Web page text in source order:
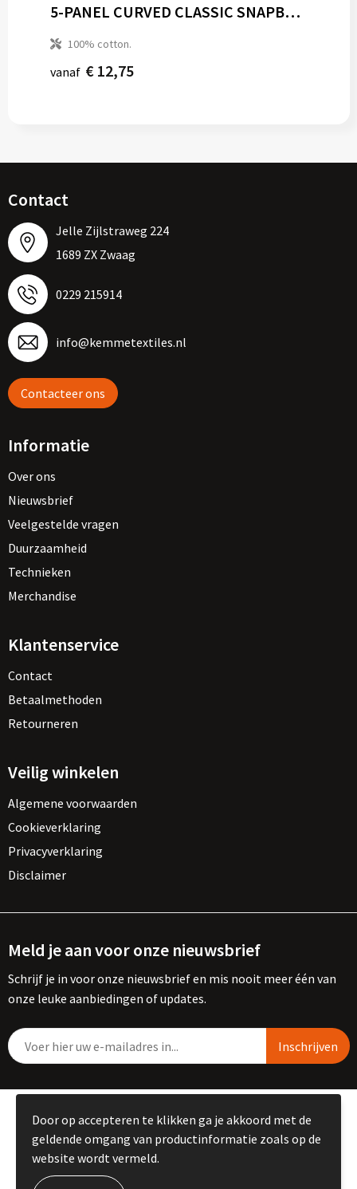
5-PANEL CURVED CLASSIC SNAPBACK
100% cotton.
vanaf € 12,75
Contact
Jelle Zijlstraweg 224
1689 ZX Zwaag
0229 215914
info@kemmetextiles.nl
Contacteer ons
Informatie
Over ons
Nieuwsbrief
Veelgestelde vragen
Duurzaamheid
Technieken
Merchandise
Klantenservice
Contact
Betaalmethoden
Retourneren
Veilig winkelen
Algemene voorwaarden
Cookieverklaring
Privacyverklaring
Disclaimer
Meld je aan voor onze nieuwsbrief
Schrijf je in voor onze nieuwsbrief en mis nooit meer één van
onze leuke aanbiedingen of updates.
© Copyright Kemme B.V. 2023
Door op accepteren te klikken ga je akkoord met de
geldende omgang van productinformatie zoals op de
website wordt vermeld.